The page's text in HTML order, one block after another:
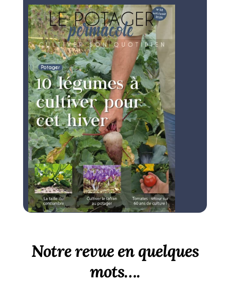
sur 5
basé sur
notations
client
Notre revue en quelques
mots….